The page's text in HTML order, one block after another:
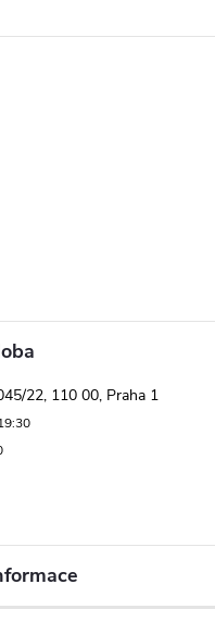
22, 110 00, Praha 1